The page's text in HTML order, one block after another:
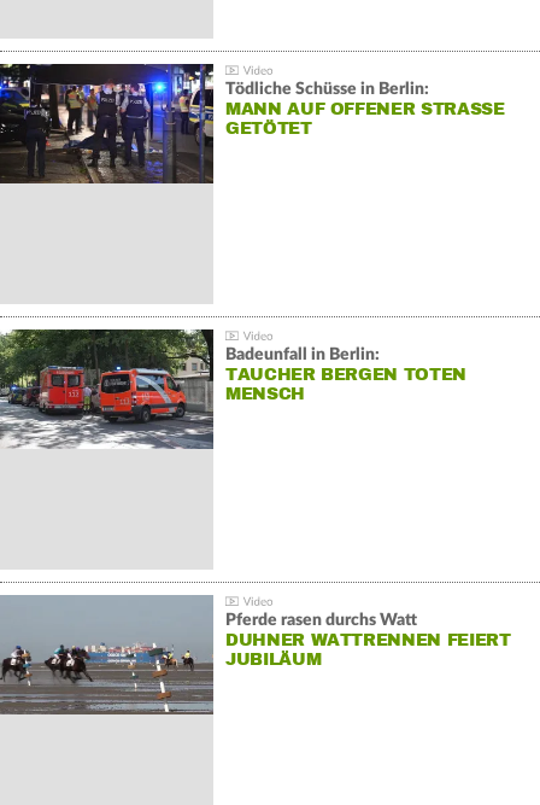
Tödliche Schüsse in Berlin:
MANN AUF OFFENER STRASSE G
ETÖTET
Badeunfall in Berlin:
TAUCHER BERGEN TOTEN
MENSCH
Pferde rasen durchs Watt
DUHNER WATTRENNEN FEIERT
JUBILÄUM